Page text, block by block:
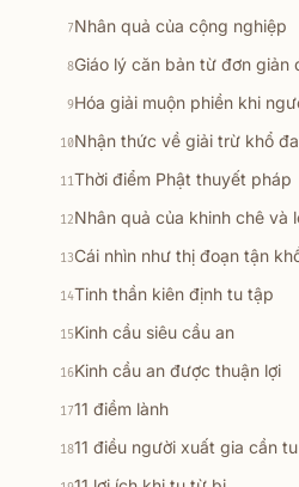
7Nhân quả của cộng nghiệp
8Giáo lý căn bản từ đơn giản
9Hóa giải muộn phiền khi
10Nhận thức về giải trừ khổ
11Thời điểm Phật thuyết pháp
12Nhân quả của khinh chê và
13Cái nhìn như thị đoạn tận
14Tinh thần kiên định tu tập
15Kinh cầu siêu cầu an
16Kinh cầu an được thuận lợi
1711 điềm lành
1811 điều người xuất gia cần